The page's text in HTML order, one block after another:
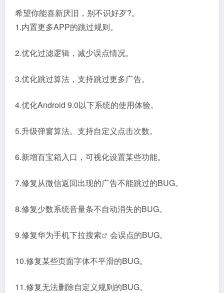
希望你能喜新厌旧，别不识好歹?。
1.内置更多APP的跳过规则。
2.优化过滤逻辑，减少误点情况。
3.优化跳过算法，支持跳过更多广告。
4.优化Android 9.0以下系统的使用体验。
5.升级弹窗算法。支持自定义点击次数。
6.新增百宝箱入口，可视化设置某些功能。
7.修复从微信返回出现的广告不能跳过的BUG。
8.修复少数系统音量条不自动消失的BUG。
9.修复华为手机下拉搜索 会误点的BUG。
10.修复某些页面字体不平滑的BUG。
11.修复无法删除自定义规则的BUG。